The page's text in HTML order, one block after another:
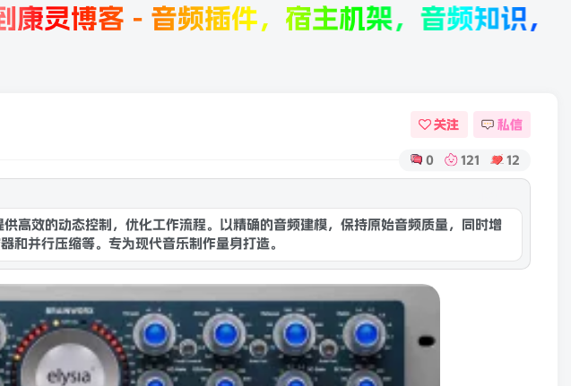
音频插件，宿主机架，音频知识，音频产品评
关注 私信
0 121 12
高效的动态控制，优化工作流程。以精确的音频建模，保持原始音频质量，同时增
和并行压缩等。专为现代音乐制作量身打造。